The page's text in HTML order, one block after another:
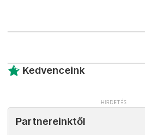
Kedvenceink
Partnereinktől